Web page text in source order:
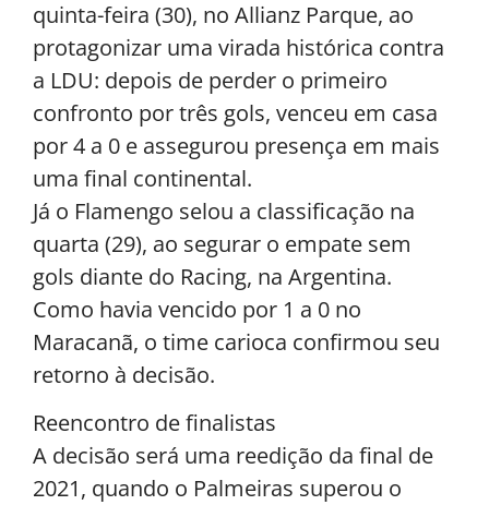
quinta-feira (30), no Allianz Parque, ao
protagonizar uma virada histórica contra
a LDU: depois de perder o primeiro
confronto por três gols, venceu em casa
por 4 a 0 e assegurou presença em mais
uma final continental.
Já o Flamengo selou a classificação na
quarta (29), ao segurar o empate sem
gols diante do Racing, na Argentina.
Como havia vencido por 1 a 0 no
Maracanã, o time carioca confirmou seu
retorno à decisão.
Reencontro de finalistas
A decisão será uma reedição da final de
2021, quando o Palmeiras superou o